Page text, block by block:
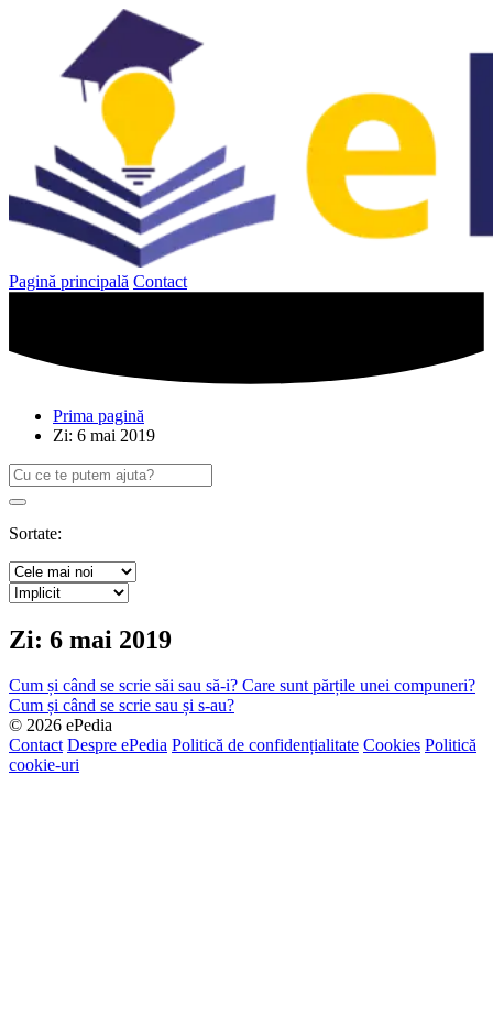
Pagină principală Contact
Prima pagină
Zi: 6 mai 2019
Caută
după:
Search
Sortate:
Zi: 6 mai 2019
Cum și când se scrie săi sau să-i? Care sunt părțile unei compuneri?
Cum și când se scrie sau și s-au?
© 2026 ePedia
Contact Despre ePedia Politică de confidențialitate Cookies Politică
cookie-uri